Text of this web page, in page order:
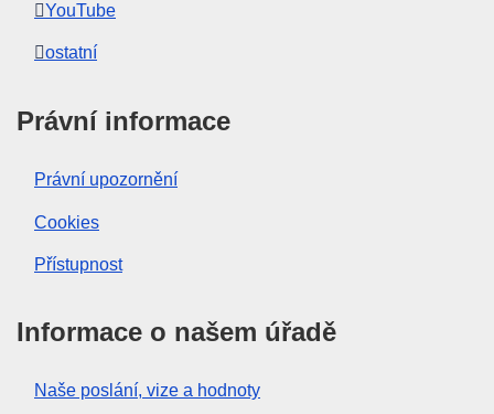
YouTube
ostatní
Právní informace
Právní upozornění
Cookies
Přístupnost
Informace o našem úřadě
Naše poslání, vize a hodnoty